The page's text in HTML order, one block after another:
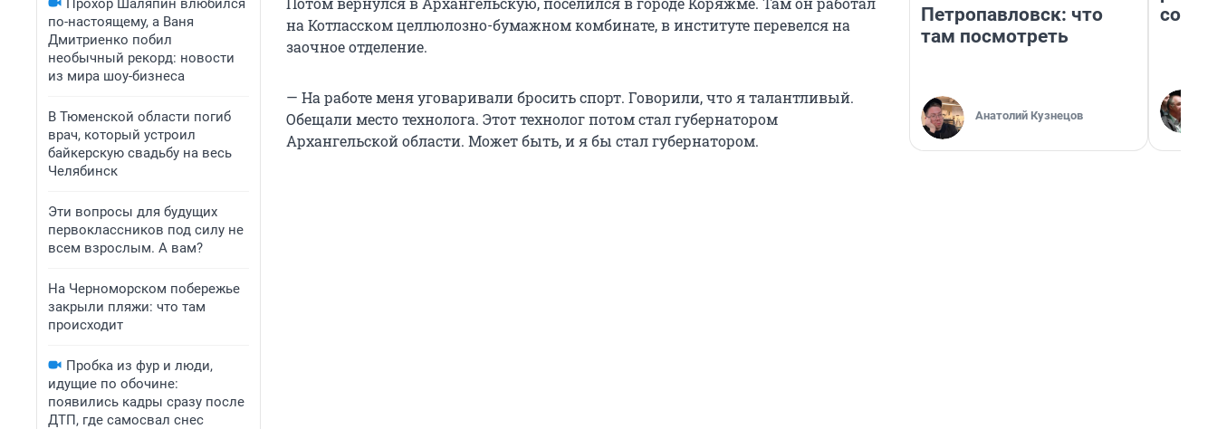
Прохор Шаляпин влюбился
по-настоящему, а Ваня
Дмитриенко побил
необычный рекорд: новости
из мира шоу-бизнеса
В Тюменской области погиб
врач, который устроил
байкерскую свадьбу на весь
Челябинск
Эти вопросы для будущих
первоклассников под силу не
всем взрослым. А вам?
На Черноморском побережье
закрыли пляжи: что там
происходит
Пробка из фур и люди,
идущие по обочине:
появились кадры сразу после
ДТП, где самосвал снес
на Котласском целлюлозно-бумажном комбинате, в институте перевелся на
заочное отделение.
— На работе меня уговаривали бросить спорт. Говорили, что я талантливый.
Обещали место технолога. Этот технолог потом стал губернатором
Архангельской области. Может быть, и я бы стал губернатором.
Петропавловск: что
там посмотреть
Анатолий Кузнецов